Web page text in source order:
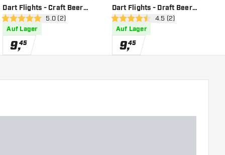
Dart Flights - Craft Beer
Shape - Dart FlightsBewertungsbereich öffnen
5 Bewertungssterne
5.0 (2)
Auf Lager
9,45
Dart Flights - Draft Beer
Shape - Dart FlightsBewertungsbereich
4.5 Bewertungssterne
4.5 (2)
Auf Lager
9,45